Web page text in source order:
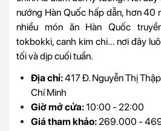
nướng Hàn Quốc hấp dẫn, hơn 40
nhiều món ăn Hàn Quốc
tokbokki, canh kim chi… nơi đây
tối và dịp cuối tuần.
Địa chỉ:417 Đ. Nguyễn Thị
Chí Minh
Giờ mở cửa:10:00 - 22:00
Giá tham khảo: 269.000 -